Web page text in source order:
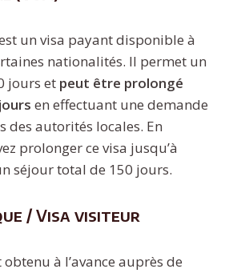
un visa payant disponible à
nationalités. Il permet un
jours et peut être prolongé
en effectuant une demande
des autorités locales. En
prolonger ce visa jusqu’à
séjour total de 150 jours.
/ Visa visiteur
obtenu à l’avance auprès de